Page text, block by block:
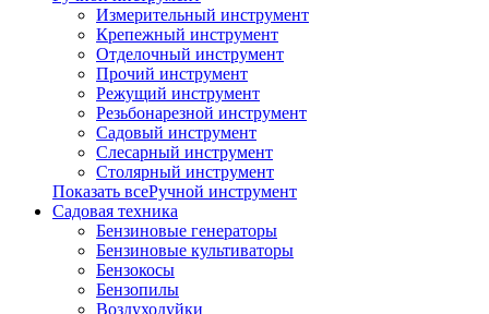
Измерительный инструмент
Крепежный инструмент
Отделочный инструмент
Прочий инструмент
Режущий инструмент
Резьбонарезной инструмент
Садовый инструмент
Слесарный инструмент
Столярный инструмент
Показать всеРучной инструмент
Садовая техника
Бензиновые генераторы
Бензиновые культиваторы
Бензокосы
Бензопилы
Воздуходуйки